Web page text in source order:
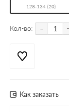
128-134 (20)
Кол-во: -
Как заказать